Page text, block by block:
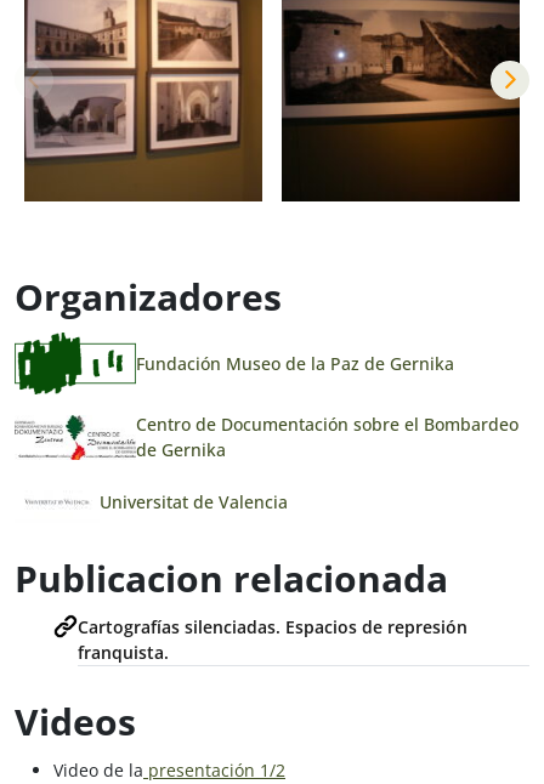
Organizadores
Fundación Museo de la Paz de Gernika
Centro de Documentación sobre el Bombardeo
de Gernika
Universitat de Valencia
Publicacion relacionada
Cartografías silenciadas. Espacios de represión
franquista.
Videos
Video de la presentación 1/2